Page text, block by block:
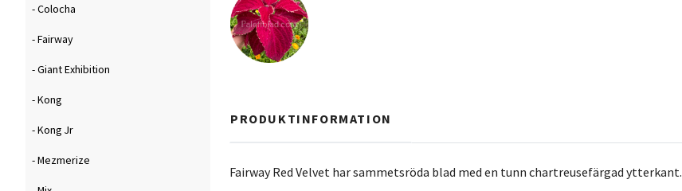
- Colocha
- Fairway
- Giant Exhibition
- Kong
- Kong Jr
- Mezmerize
PRODUKTINFORMATION
Fairway Red Velvet har sammetsröda blad med en tunn chartreusefärgad ytterkant.